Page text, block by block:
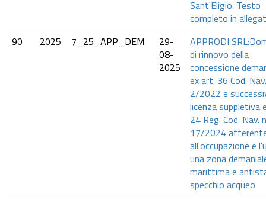
Sant'Eligio. Testo
completo in
90
2025 7_25_APP_DEM
29-
08-
2025
APPRODI
di rinnovo della
concessione
ex art. 36 Cod.
2/2022 e
licenza suppletiva
24 Reg. Cod. Nav.
17/2024
all'occupazione e
una zona
marittima e
specchio acqueo